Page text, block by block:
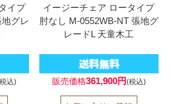
イプ
グレ
込)
イージーチェア ロータイプ
肘なし M-0552WB-NT 張地グ
レードL 天童木工
販売価格361,900円(税込)